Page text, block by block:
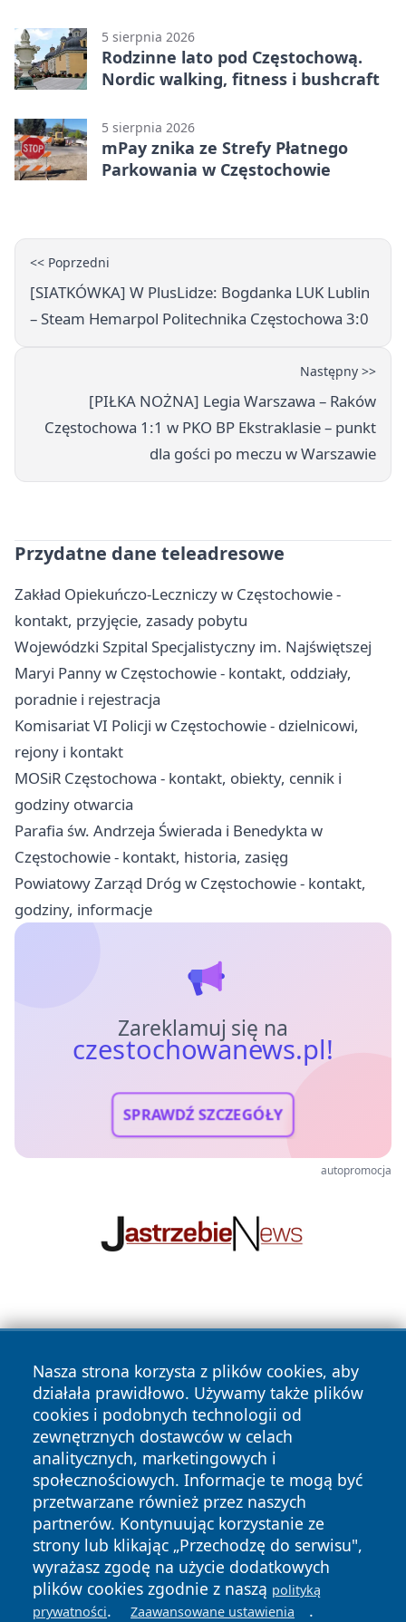
5 sierpnia 2026
Rodzinne lato pod Częstochową.
Nordic walking, fitness i bushcraft
5 sierpnia 2026
mPay znika ze Strefy Płatnego
Parkowania w Częstochowie
<< Poprzedni
[SIATKÓWKA] W PlusLidze: Bogdanka LUK Lublin
– Steam Hemarpol Politechnika Częstochowa 3:0
Następny >>
[PIŁKA NOŻNA] Legia Warszawa – Raków
Częstochowa 1:1 w PKO BP Ekstraklasie – punkt
dla gości po meczu w Warszawie
Przydatne dane teleadresowe
Zakład Opiekuńczo-Leczniczy w Częstochowie -
kontakt, przyjęcie, zasady pobytu
Wojewódzki Szpital Specjalistyczny im. Najświętszej
Maryi Panny w Częstochowie - kontakt, oddziały,
poradnie i rejestracja
Komisariat VI Policji w Częstochowie - dzielnicowi,
rejony i kontakt
MOSiR Częstochowa - kontakt, obiekty, cennik i
godziny otwarcia
Parafia św. Andrzeja Świerada i Benedykta w
Częstochowie - kontakt, historia, zasięg
Powiatowy Zarząd Dróg w Częstochowie - kontakt,
godziny, informacje
Zareklamuj się na
czestochowanews.pl!
SPRAWDŹ SZCZEGÓŁY
autopromocja
Nasza strona korzysta z plików cookies, aby
działała prawidłowo. Używamy także plików
cookies i podobnych technologii od
zewnętrznych dostawców w celach
analitycznych, marketingowych i
społecznościowych. Informacje te mogą być
przetwarzane również przez naszych
partnerów. Kontynuując korzystanie ze
strony lub klikając „Przechodzę do serwisu",
wyrażasz zgodę na użycie dodatkowych
plików cookies zgodnie z naszą polityką
prywatności. Zaawansowane ustawienia .
Copyright © 2026 czestochowanews.pl Wszystkie prawa
zastrzeżone.
News Autorzy
Polityka
Prywatności
Polityka
Cookies
cześć